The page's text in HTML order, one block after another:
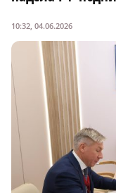
10:32, 04.06.2026